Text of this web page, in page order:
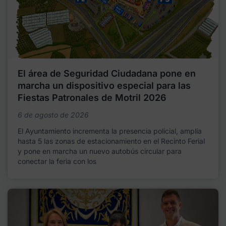
El área de Seguridad Ciudadana pone en
marcha un dispositivo especial para las
Fiestas Patronales de Motril 2026
6 de agosto de 2026
El Ayuntamiento incrementa la presencia policial, amplía
hasta 5 las zonas de estacionamiento en el Recinto Ferial
y pone en marcha un nuevo autobús circular para
conectar la feria con los